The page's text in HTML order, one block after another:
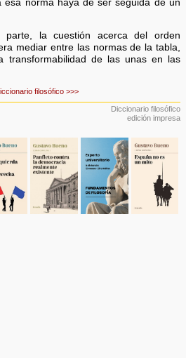
esa norma haya de ser seguida de un
parte, la cuestión acerca del orden
mediar entre las normas de la tabla,
transformabilidad de las unas en las
filosófico >>>
Diccionario filosófico
edición impresa